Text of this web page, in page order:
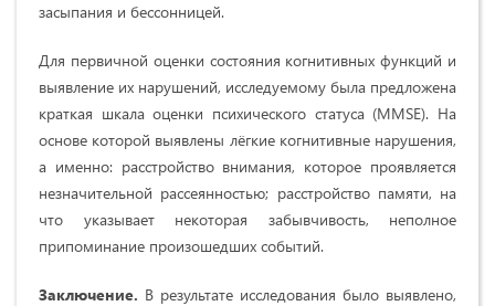
засыпания и бессонницей.
Для первичной оценки состояния когнитивных функций и
выявление их нарушений, исследуемому была предложена
краткая шкала оценки психического статуса (MMSE). На
основе которой выявлены лёгкие когнитивные нарушения,
а именно: расстройство внимания, которое проявляется
незначительной рассеянностью; расстройство памяти, на
что указывает некоторая забывчивость, неполное
припоминание произошедших событий.
Заключение. В результате исследования было выявлено,